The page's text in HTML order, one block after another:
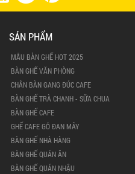
SẢN PHẨM
MẪU BÀN GHẾ HOT 2025
BÀN GHẾ VĂN PHÒNG
CHÂN BÀN GANG ĐÚC CAFE
BÀN GHẾ TRÀ CHANH - SỮA CHUA
BÀN GHẾ CAFE
GHẾ CAFE GỖ ĐAN MÂY
BÀN GHẾ NHÀ HÀNG
BÀN GHẾ QUÁN ĂN
BÀN GHẾ QUÁN NHẬU